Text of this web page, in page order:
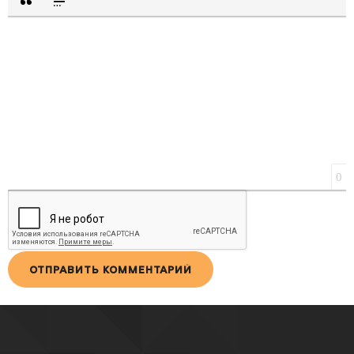
ВСТАВКА ЦИТАТЫ
ВСТАВКА СПОЙЛЕРА
0
ОТПРАВИТЬ КОММЕНТАРИЙ